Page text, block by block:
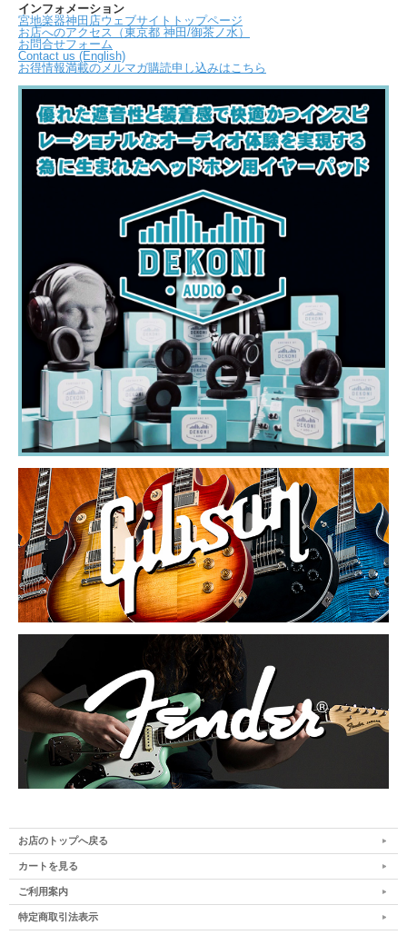
インフォメーション
宮地楽器神田店ウェブサイトトップページ
お店へのアクセス（東京都 神田/御茶ノ水）
お問合せフォーム
Contact us (English)
お得情報満載のメルマガ購読申し込みはこちら
お店のトップへ戻る
カートを見る
ご利用案内
特定商取引法表示